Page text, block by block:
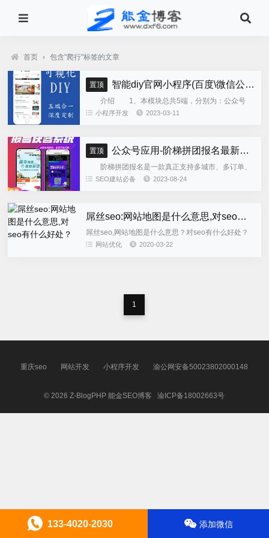
首页 › 包含"爬行"标签的文章
置顶 智能diy官网小程序(百度\微信公众号\微信小程序\支付宝\抖音小程序)独立版
介绍 1、本模块总共5端，分别为：公众号
h5、微信小程序、百度小程序、支付宝小程序、......
小程序开发 2023-03-11
置顶 公众号应用-阶梯拼团报名最新版本源码程序
阶梯拼团报名是一款真正支持多城市、多订单、
全供应链商业模式，订单统计、核销、一键导出等强
SEO建站必备 2023-08-24
屌丝seo:网站地图是什么意思,对seo有什么好处？
屌丝seo,网站地图是什么意思？对seo有什么好处？
网站地图是什么意思？对seo有什么好处呢？今天屌
网站优化 2020-03-22
1
重庆seo 网站开发 小程序开发 渝公网安备50023802000148
© 2026Z-BlogPHP 能金SEO博客渝ICP备18002663号
133-4020-2030 添加微信